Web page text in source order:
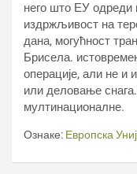
него што ЕУ одреди
издржљивост на
дана, могућност
Брисела.
операције, али не и
или деловање
мултинационалне.
Ознаке: Европска